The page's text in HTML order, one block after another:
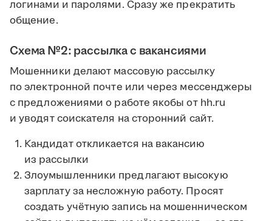
логинами и паролями. Сразу же прекратить
общение.
Схема №2: рассылка с вакансиями
Мошенники делают массовую рассылку
по электронной почте или через мессенджеры
с предложениями о работе якобы от hh.ru
и уводят соискателя на сторонний сайт.
Кандидат откликается на вакансию
из рассылки
Злоумышленники предлагают высокую
зарплату за несложную работу. Просят
создать учётную запись на мошенническом